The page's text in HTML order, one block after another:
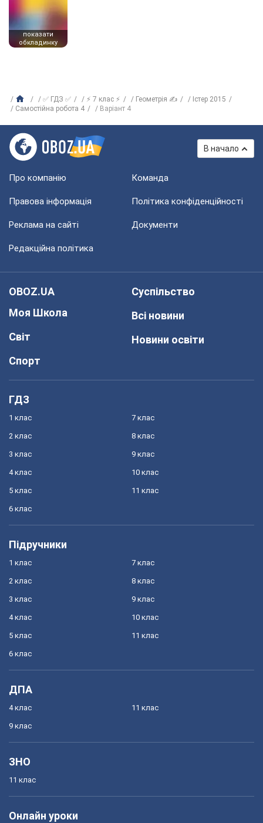
показати
обкладинку
✅ ГДЗ ✅ ⚡ 7 клас ⚡ Геометрія ✍
Істер 2015
Самостійна робота 4
Варіант 4
В начало
Про компанію Команда
Правова інформація Політика конфіденційності
Реклама на сайті Документи
Редакційна політика
OBOZ.UA
Моя Школа
Світ
Спорт
Суспільство
Всі новини
Новини освіти
ГДЗ
1 клас
2 клас
3 клас
4 клас
5 клас
6 клас
7 клас
8 клас
9 клас
10 клас
11 клас
Підручники
1 клас
2 клас
3 клас
4 клас
5 клас
6 клас
7 клас
8 клас
9 клас
10 клас
11 клас
ДПА
4 клас
9 клас
11 клас
ЗНО
11 клас
Онлайн уроки